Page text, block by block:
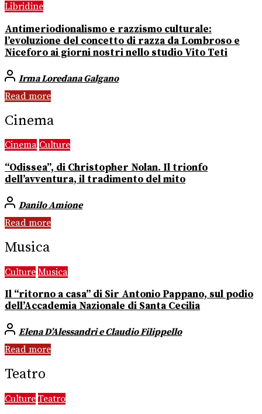
Libridine
Antimeriodionalismo e razzismo culturale:
l’evoluzione del concetto di razza da Lombroso e
Niceforo ai giorni nostri nello studio Vito Teti
Irma Loredana Galgano
Read more
Cinema
Cinema Culture
“Odissea”, di Christopher Nolan. Il trionfo
dell’avventura, il tradimento del mito
Danilo Amione
Read more
Musica
Culture Musica
Il “ritorno a casa” di Sir Antonio Pappano, sul podio
dell’Accademia Nazionale di Santa Cecilia
Elena D’Alessandri e Claudio Filippello
Read more
Teatro
Culture Teatro